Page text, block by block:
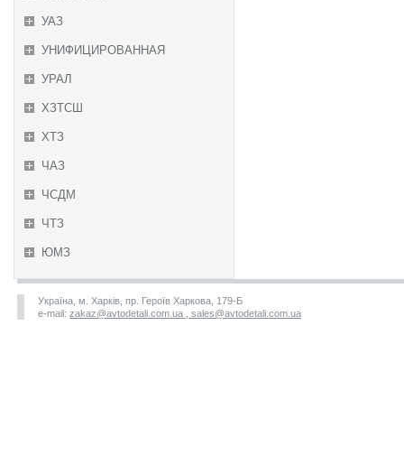
УАЗ
УНИФИЦИРОВАННАЯ
УРАЛ
ХЗТСШ
ХТЗ
ЧАЗ
ЧСДМ
ЧТЗ
ЮМЗ
Україна, м. Харків, пр. Героїв Харкова, 179-Б
e-mail: zakaz@avtodetali.com.ua , sales@avtodetali.com.ua